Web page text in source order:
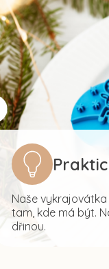
Naše
tam, kde má být.
dřinou.